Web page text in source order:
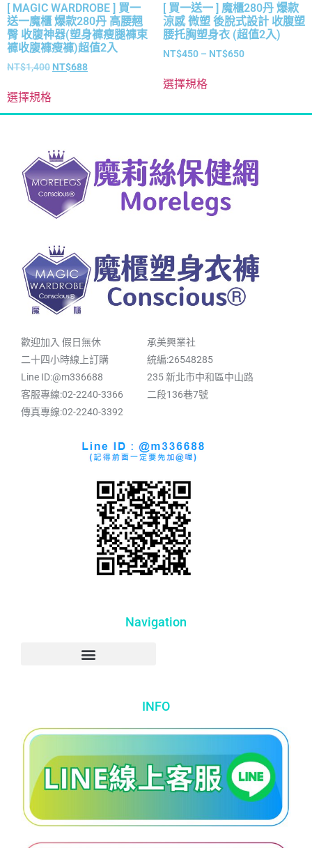
[ MAGIC WARDROBE ] 買一
送一魔櫃 爆款280丹 高腰翹
臀 收腹神器(塑身褲瘦腿褲束
褲收腹褲瘦褲)超值2入
NT$1,400 NT$688
選擇規格
[ 買一送一 ] 魔櫃280丹 爆款
涼感 微塑 後脫式設計 收腹塑
腰托胸塑身衣 (超值2入)
NT$450 – NT$650
選擇規格
歡迎加入 假日無休
二十四小時線上訂購
Line ID:@m336688
客服專線:02-2240-3366
傳真專線:02-2240-3392
承美興業社
統編:26548285
235 新北市中和區中山路
二段136巷7號
Navigation
INFO